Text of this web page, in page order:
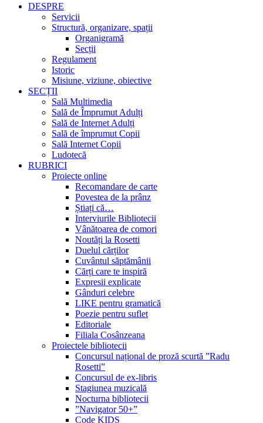
DESPRE
Servicii
Structură, organizare, spații
Organigramă
Secții
Regulament
Istoric
Misiune, viziune, obiective
SECȚII
Sală Multimedia
Sală de Împrumut Adulți
Sală de Internet Adulți
Sală de împrumut Copii
Sală Internet Copii
Ludotecă
RUBRICI
Proiecte online
Recomandare de carte
Povestea de la prânz
Știați că…
Interviurile Bibliotecii
Vânătoarea de comori
Noutăți la Rosetti
Duelul cărților
Cuvântul săptămânii
Cărți care te inspiră
Expresii explicate
Gânduri celebre
LIKE pentru gramatică
Poezie pentru suflet
Editoriale
Filiala Cosânzeana
Proiectele bibliotecii
Concursul național de proză scurtă ”Radu
Rosetti”
Concursul de ex-libris
Stagiunea muzicală
Nocturna bibliotecii
”Navigator 50+”
Code KIDS